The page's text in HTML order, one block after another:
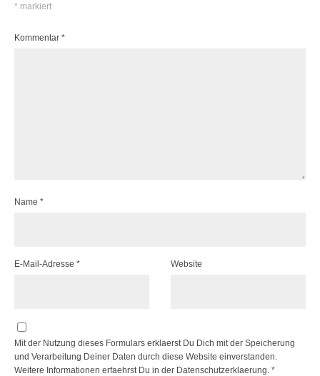
* markiert
Kommentar *
Name *
E-Mail-Adresse * Website
Mit der Nutzung dieses Formulars erklaerst Du Dich mit der Speicherung
und Verarbeitung Deiner Daten durch diese Website einverstanden.
Weitere Informationen erfaehrst Du in der Datenschutzerklaerung. *